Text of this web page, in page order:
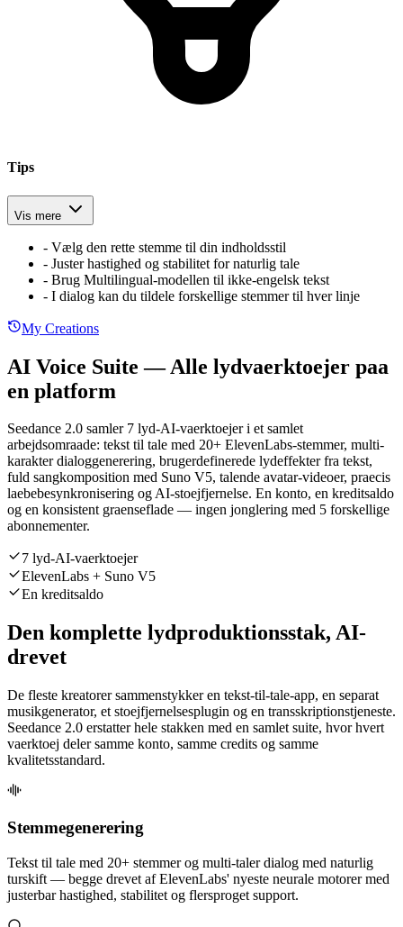
Tips
Vis mere
- Vælg den rette stemme til din indholdsstil
- Juster hastighed og stabilitet for naturlig tale
- Brug Multilingual-modellen til ikke-engelsk tekst
- I dialog kan du tildele forskellige stemmer til hver linje
My Creations
AI Voice Suite — Alle lydvaerktoejer paa
en platform
Seedance 2.0 samler 7 lyd-AI-vaerktoejer i et samlet
arbejdsomraade: tekst til tale med 20+ ElevenLabs-stemmer, multi-
karakter dialoggenerering, brugerdefinerede lydeffekter fra tekst,
fuld sangkomposition med Suno V5, talende avatar-videoer, praecis
laebebesynkronisering og AI-stoejfjernelse. En konto, en kreditsaldo
og en konsistent graenseflade — ingen jonglering med 5 forskellige
abonnementer.
7 lyd-AI-vaerktoejer
ElevenLabs + Suno V5
En kreditsaldo
Den komplette lydproduktionsstak, AI-
drevet
De fleste kreatorer sammenstykker en tekst-til-tale-app, en separat
musikgenerator, et stoejfjernelsesplugin og en transskriptionstjeneste.
Seedance 2.0 erstatter hele stakken med en samlet suite, hvor hvert
vaerktoej deler samme konto, samme credits og samme
kvalitetsstandard.
Stemmegenerering
Tekst til tale med 20+ stemmer og multi-taler dialog med naturlig
turskift — begge drevet af ElevenLabs' nyeste neurale motorer med
justerbar hastighed, stabilitet og flersproget support.